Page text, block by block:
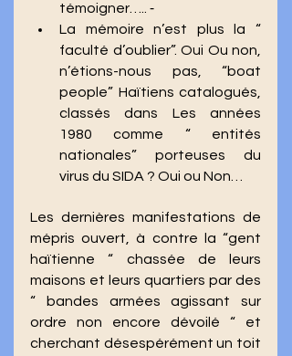
témoigner….. ⁃
La mémoire n’est plus la “
faculté d’oublier”. Oui Ou non,
n’étions-nous pas, “boat
people” Haïtiens catalogués,
classés dans Les années
1980 comme “ entités
nationales” porteuses du
virus du SIDA ? Oui ou Non…
Les dernières manifestations de
mépris ouvert, à contre la “gent
haïtienne “ chassée de leurs
maisons et leurs quartiers par des
“ bandes armées agissant sur
ordre non encore dévoilé “ et
cherchant désespérément un toit